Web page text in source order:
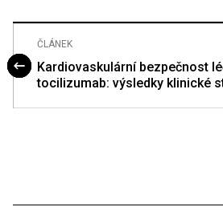
ČLÁNEK
Kardiovaskulární bezpečnost
tocilizumab: výsledky klinické